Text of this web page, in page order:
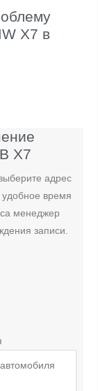
X7 в
X7
адрес
удобное время
менеджер
записи.